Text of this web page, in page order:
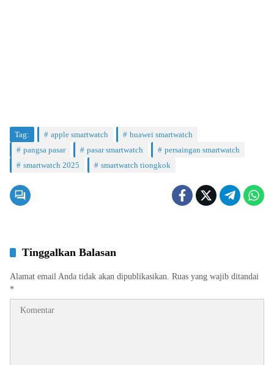
Tag: apple smartwatch
huawei smartwatch
pangsa pasar
pasar smartwatch
persaingan smartwatch
smartwatch 2025
smartwatch tiongkok
Tinggalkan Balasan
Alamat email Anda tidak akan dipublikasikan. Ruas yang wajib ditandai
*